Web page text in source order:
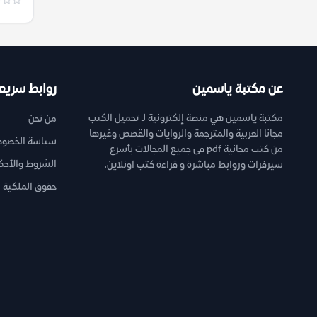
عن مكتبة ياسمين
مكتبة ياسمين هي منصة إلكترونية لـ تحميل الكتب
مجانا العربية والمترجمة والروايات والقصص وغيرها
من كتب مجانية pdf فى جميع المجالات بأسرع
سيرفرات وروابط مباشرة و قراءة كتب اونلاين.
روابط
من نحن
سياسة
الشروط
حقوق الملكية